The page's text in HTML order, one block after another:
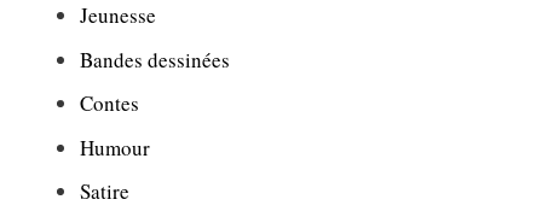
Jeunesse
Bandes dessinées
Contes
Humour
Satire